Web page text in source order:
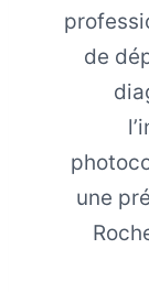
de
une